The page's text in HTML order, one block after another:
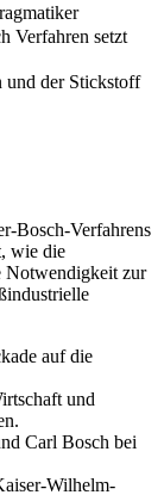
Verfahren setzt
der Stickstoff
Bosch-Verfahrens
wie die
Notwendigkeit zur
auf die
und
Carl Bosch bei
Wilhelm-